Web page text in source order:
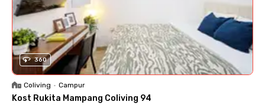
360
Coliving • Campur
Kost Rukita Mampang Coliving 94